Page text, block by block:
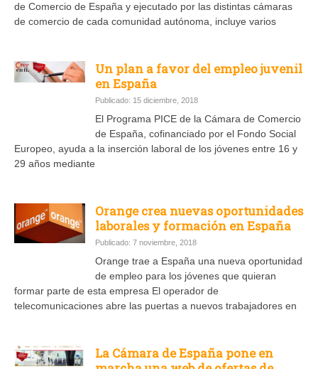
de Comercio de España y ejecutado por las distintas cámaras
de comercio de cada comunidad autónoma, incluye varios
Un plan a favor del empleo juvenil
en España
Publicado: 15 diciembre, 2018
El Programa PICE de la Cámara de Comercio
de España, cofinanciado por el Fondo Social
Europeo, ayuda a la inserción laboral de los jóvenes entre 16 y
29 años mediante
Orange crea nuevas oportunidades
laborales y formación en España
Publicado: 7 noviembre, 2018
Orange trae a España una nueva oportunidad
de empleo para los jóvenes que quieran
formar parte de esta empresa El operador de
telecomunicaciones abre las puertas a nuevos trabajadores en
La Cámara de España pone en